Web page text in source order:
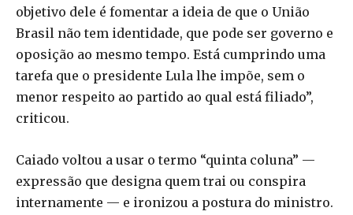
objetivo dele é fomentar a ideia de que o União
Brasil não tem identidade, que pode ser governo e
oposição ao mesmo tempo. Está cumprindo uma
tarefa que o presidente Lula lhe impõe, sem o
menor respeito ao partido ao qual está filiado”,
criticou.
Caiado voltou a usar o termo “quinta coluna” —
expressão que designa quem trai ou conspira
internamente — e ironizou a postura do ministro.